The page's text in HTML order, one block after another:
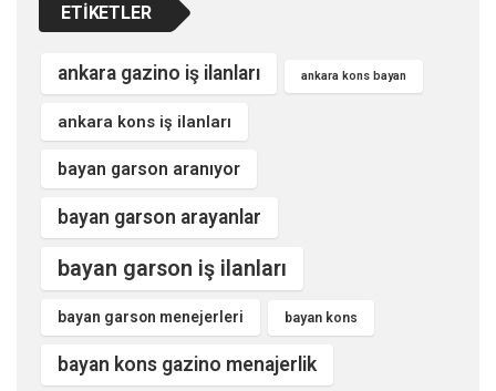
ETIKETLER
ankara gazino iş ilanları ankara kons bayan
ankara kons iş ilanları
bayan garson aranıyor
bayan garson arayanlar
bayan garson iş ilanları
bayan garson menejerleri bayan kons
bayan kons gazino menajerlik